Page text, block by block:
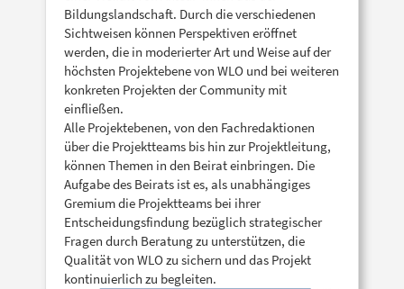
Bildungslandschaft. Durch die verschiedenen
Sichtweisen können Perspektiven eröffnet
werden, die in moderierter Art und Weise auf der
höchsten Projektebene von WLO und bei weiteren
konkreten Projekten der Community mit
einfließen.
Alle Projektebenen, von den Fachredaktionen
über die Projektteams bis hin zur Projektleitung,
können Themen in den Beirat einbringen. Die
Aufgabe des Beirats ist es, als unabhängiges
Gremium die Projektteams bei ihrer
Entscheidungsfindung bezüglich strategischer
Fragen durch Beratung zu unterstützen, die
Qualität von WLO zu sichern und das Projekt
kontinuierlich zu begleiten.